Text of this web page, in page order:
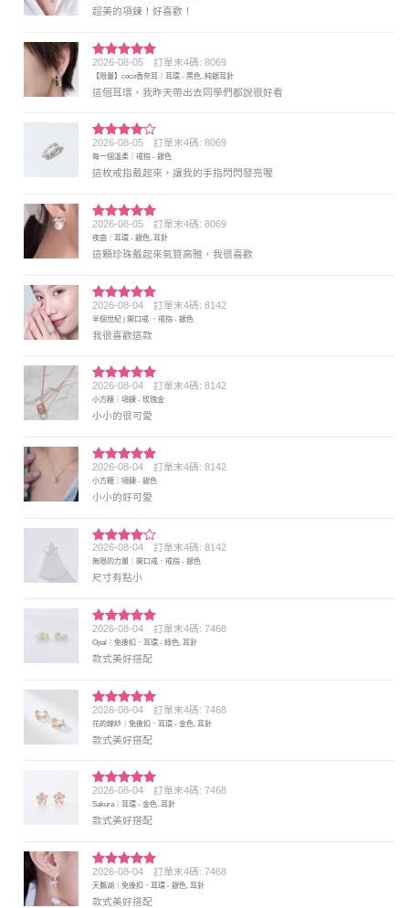
超美的項鍊！好喜歡！
評分5滿
分 5
2026-08-05 訂單末4碼: 8069
【限量】coco香奈耳｜耳環 - 黑色, 純銀耳針
這個耳環，我昨天帶出去同學們都說很好看
評分4
滿分 5
2026-08-05 訂單末4碼: 8069
每一個溫柔｜戒指 - 銀色
這枚戒指戴起來，讓我的手指閃閃發亮喔
評分5 滿
分 5
2026-08-05 訂單末4碼: 8069
夜曲｜耳環 - 銀色, 耳針
這顆珍珠戴起來氣質高雅，我很喜歡
評分5滿
分 5
2026-08-04 訂單末4碼: 8142
半個世紀 | 開口戒 ．戒指 - 銀色
我很喜歡這款
評分5 滿
分 5
2026-08-04 訂單末4碼: 8142
小方糖｜項鍊 - 玫瑰金
小小的很可愛
評分5 滿
分 5
2026-08-04 訂單末4碼: 8142
小方糖｜項鍊 - 銀色
小小的好可愛
評分4
滿分 5
2026-08-04 訂單末4碼: 8142
無限的力量｜開口戒．戒指 - 銀色
尺寸有點小
評分5 滿
分 5
2026-08-04 訂單末4碼: 7468
Opal｜免後扣．耳環 - 綠色, 耳針
款式美好搭配
評分5滿
分 5
2026-08-04 訂單末4碼: 7468
花的嫁紗｜免後扣．耳環 - 金色, 耳針
款式美好搭配
評分5 滿
分 5
2026-08-04 訂單末4碼: 7468
Sakura｜耳環 - 金色, 耳針
款式美好搭配
評分5 滿
分 5
2026-08-04 訂單末4碼: 7468
天鵝湖｜免後扣．耳環 - 銀色, 耳針
款式美好搭配